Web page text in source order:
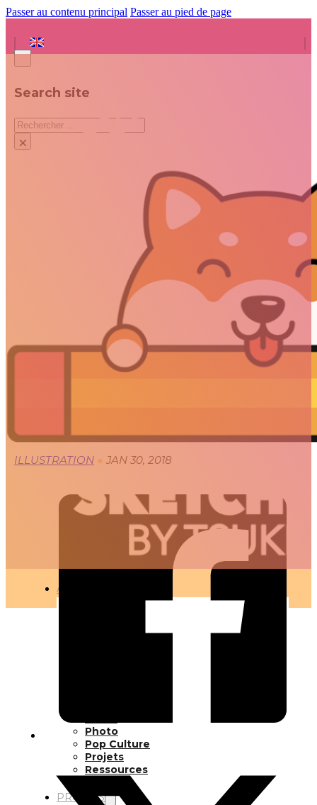
Passer au contenu principal Passer au pied de page
Search site
Rechercher
×
ARTICLES
Photo
Pop Culture
Projets
Ressources
PROJETS
BONNE ANNÉE 2018
ILLUSTRATION ● JAN 30, 2018